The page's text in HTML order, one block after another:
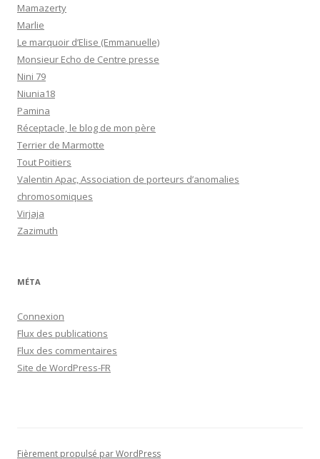
Mamazerty
Marlie
Le marquoir d’Elise (Emmanuelle)
Monsieur Echo de Centre presse
Nini 79
Niunia18
Pamina
Réceptacle, le blog de mon père
Terrier de Marmotte
Tout Poitiers
Valentin Apac, Association de porteurs d’anomalies
chromosomiques
Virjaja
Zazimuth
MÉTA
Connexion
Flux des publications
Flux des commentaires
Site de WordPress-FR
Fièrement propulsé par WordPress